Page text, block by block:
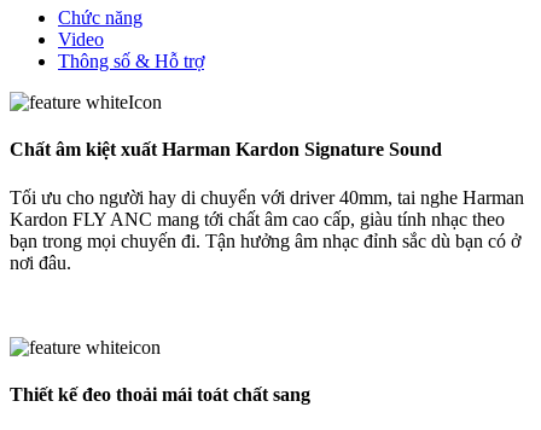
Chức năng
Video
Thông số & Hỗ trợ
Chất âm kiệt xuất Harman Kardon Signature Sound
Tối ưu cho người hay di chuyển với driver 40mm, tai nghe Harman
Kardon FLY ANC mang tới chất âm cao cấp, giàu tính nhạc theo
bạn trong mọi chuyến đi. Tận hưởng âm nhạc đỉnh sắc dù bạn có ở
nơi đâu.
Thiết kế đeo thoải mái toát chất sang